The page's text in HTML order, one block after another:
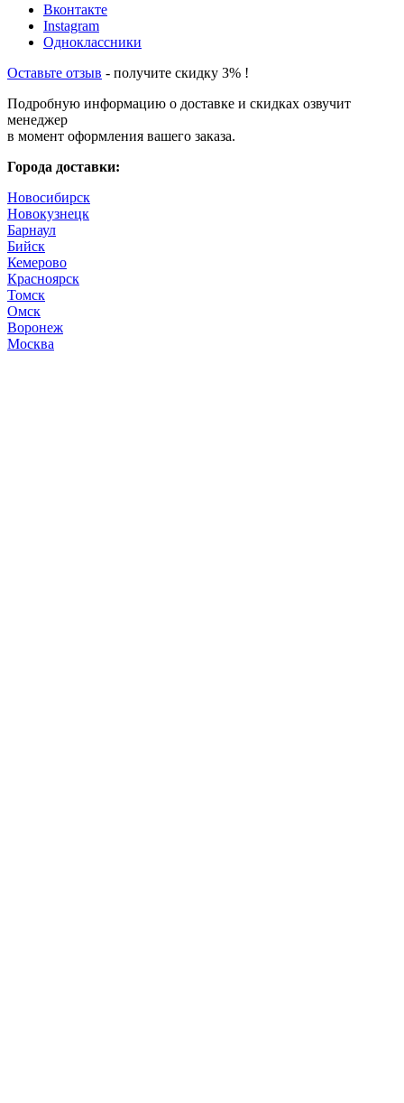
Вконтакте
Instagram
Одноклассники
Оставьте отзыв - получите скидку 3% !
Подробную информацию о доставке и скидках озвучит
менеджер
в момент оформления вашего заказа.
Города доставки:
Новосибирск
Новокузнецк
Барнаул
Бийск
Кемерово
Красноярск
Томск
Омск
Воронеж
Москва